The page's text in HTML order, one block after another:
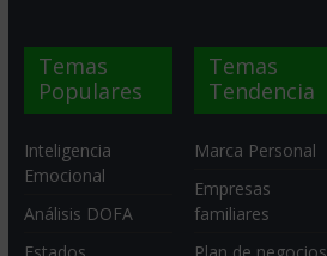
Temas
Populares
Inteligencia
Emocional
Análisis DOFA
Temas
Tendencia
Marca Personal
Empresas
familiares